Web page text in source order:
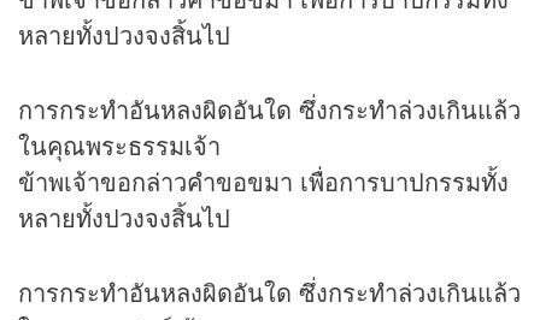
หลายทั้งปวงจงสิ้นไป
การกระทำอันหลงผิดอันใด ซึ่งกระทำล่วงเกินแล้ว
ในคุณพระธรรมเจ้า
ข้าพเจ้าขอกล่าวคำขอขมา เพื่อการบาปกรรมทั้ง
หลายทั้งปวงจงสิ้นไป
การกระทำอันหลงผิดอันใด ซึ่งกระทำล่วงเกินแล้ว